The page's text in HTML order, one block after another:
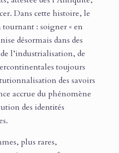
Dans cette histoire, le
: soigner « en
désormais dans des
l’industrialisation, de
toujours
des savoirs
accrue du phénomène
des identités
plus rares,